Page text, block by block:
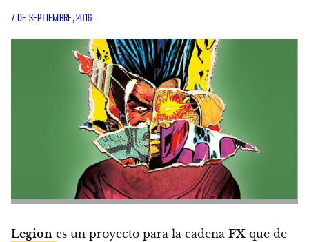
7 DE SEPTIEMBRE, 2016
Legion es un proyecto para la cadena FX que de